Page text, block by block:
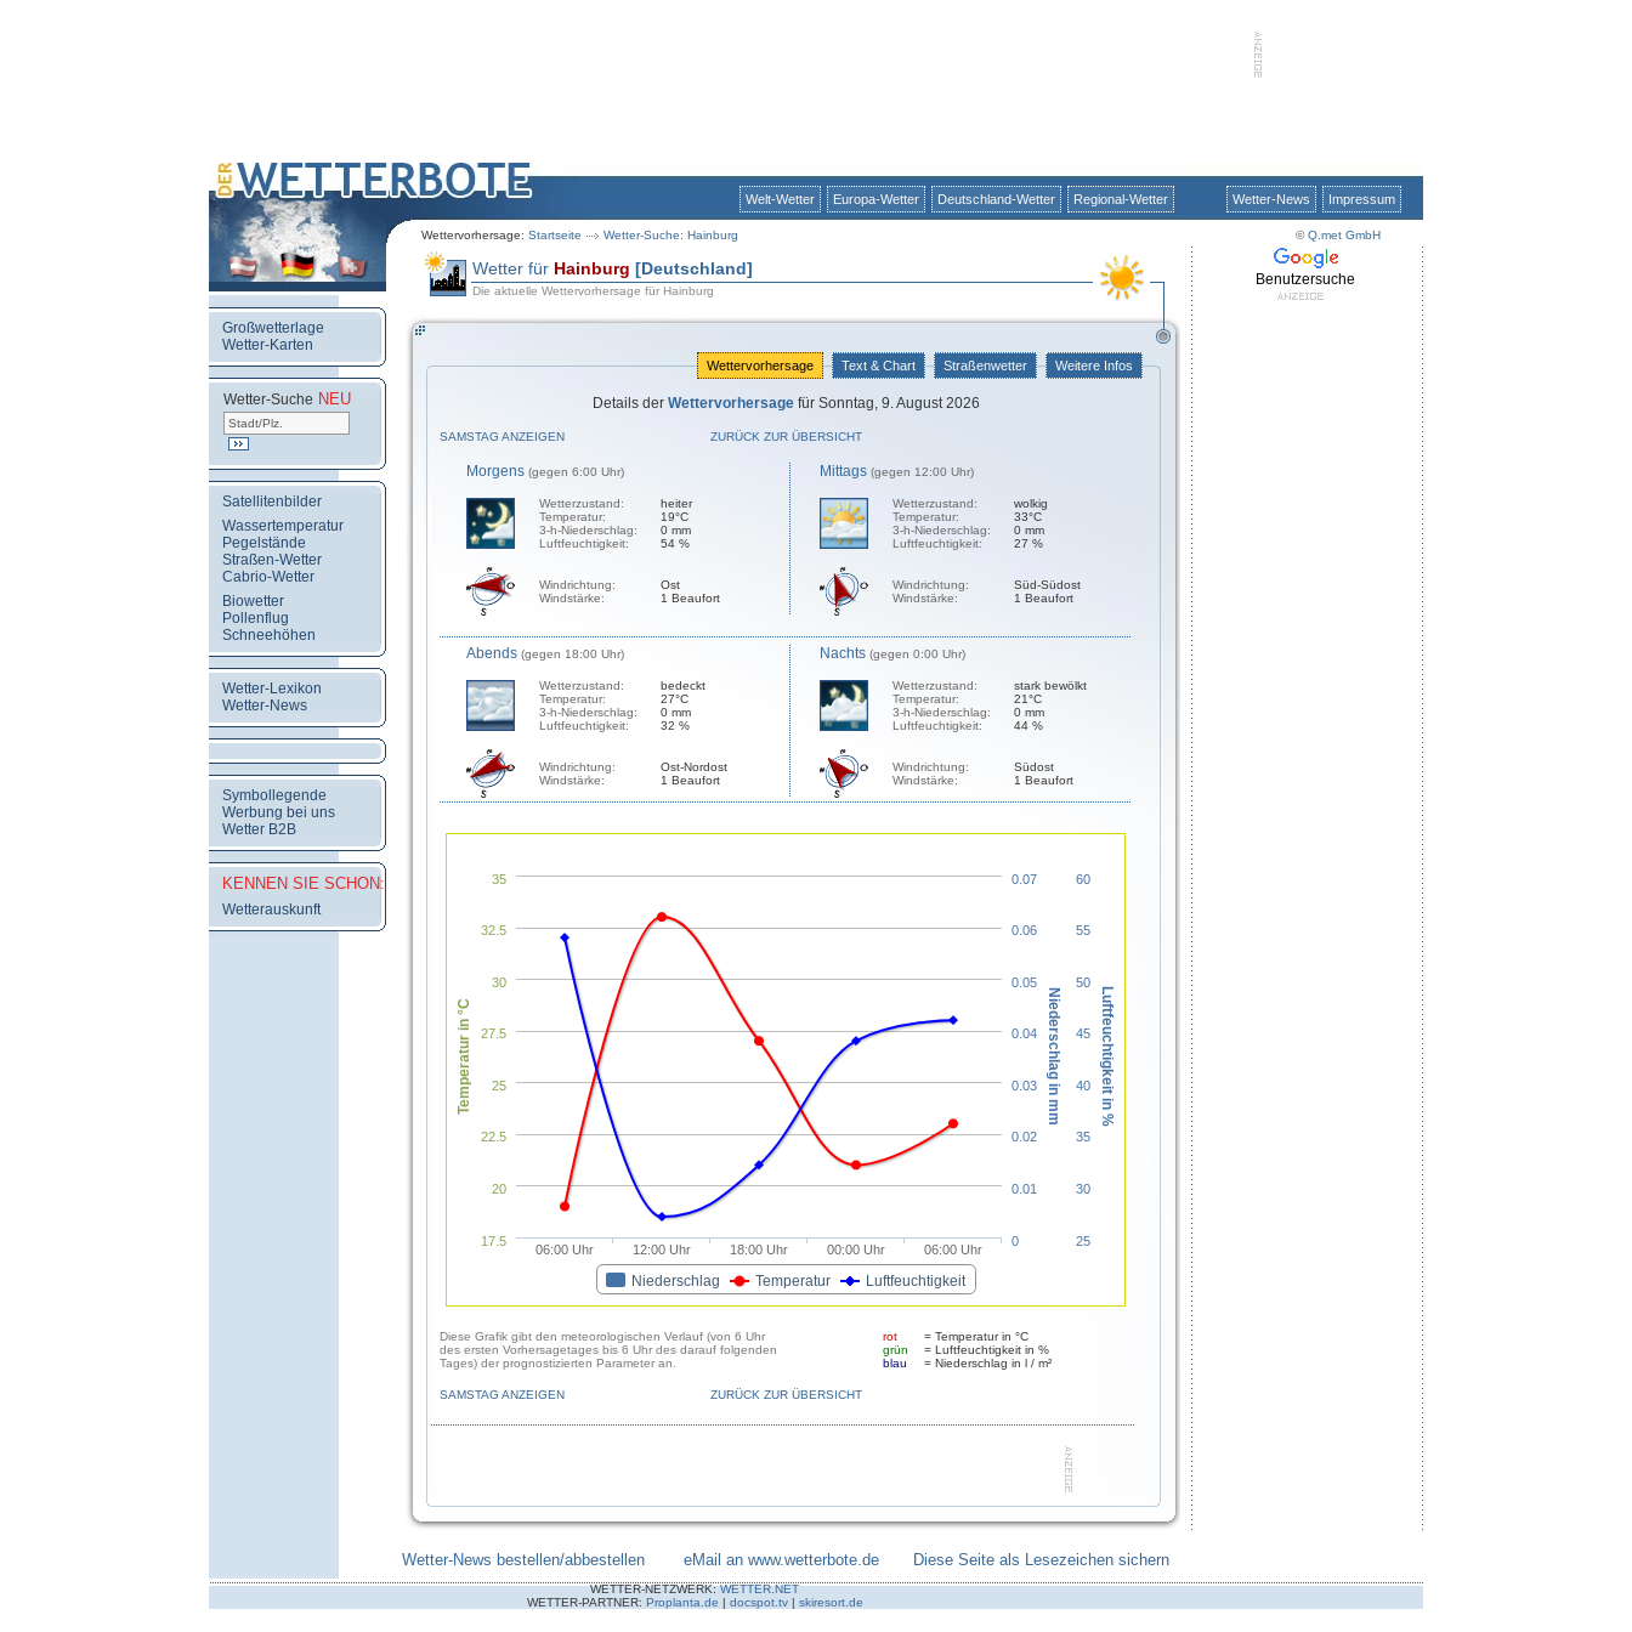
Welt-Wetter Europa-Wetter Deutschland-Wetter Regional-Wetter
Wettervorhersage: Startseite Wetter-Suche: Hainburg
Wetter-News Impressum
©Q.met GmbH
Großwetterlage
Wetter-Karten
Wetter-Suche NEU
Satellitenbilder
Wassertemperatur
Pegelstände
Straßen-Wetter
Cabrio-Wetter
Biowetter
Pollenflug
Schneehöhen
Wetter-Lexikon
Wetter-News
Symbollegende
Werbung bei uns
Wetter B2B
KENNEN SIE SCHON:
Wetterauskunft
Wetter für Hainburg [Deutschland]
Die aktuelle Wettervorhersage für Hainburg
Wettervorhersage Text & Chart Straßenwetter Weitere Infos
Details der Wettervorhersagefür Sonntag, 9. August 2026
SAMSTAG ANZEIGEN ZURÜCK ZUR ÜBERSICHT
Morgens (gegen 6:00 Uhr)
Wetterzustand:
Temperatur:
3-h-Niederschlag:
Luftfeuchtigkeit:
heiter
19°C
0 mm
54 %
Windrichtung:
Windstärke:
Ost
1 Beaufort
Mittags (gegen 12:00 Uhr)
Wetterzustand:
Temperatur:
3-h-Niederschlag:
Luftfeuchtigkeit:
wolkig
33°C
0 mm
27 %
Windrichtung:
Windstärke:
Süd-Südost
1 Beaufort
Abends (gegen 18:00 Uhr)
Wetterzustand:
Temperatur:
3-h-Niederschlag:
Luftfeuchtigkeit:
bedeckt
27°C
0 mm
32 %
Windrichtung:
Windstärke:
Ost-Nordost
1 Beaufort
Nachts (gegen 0:00 Uhr)
Wetterzustand:
Temperatur:
3-h-Niederschlag:
Luftfeuchtigkeit:
stark bewölkt
21°C
0 mm
44 %
Windrichtung:
Windstärke:
Südost
1 Beaufort
Temperatur in °C Niederschlag in mm Luftfeuchtigkeit in %
Niederschlag Temperatur Luftfeuchtigkeit
06:00 Uhr 12:00 Uhr 18:00 Uhr 00:00 Uhr 06:00 Uhr
17.5
20
22.5
25
27.5
30
32.5
35
0
0.01
0.02
0.03
0.04
0.05
0.06
0.07
25
30
35
40
45
50
55
60
Diese Grafik gibt den meteorologischen Verlauf (von 6 Uhr
des ersten Vorhersagetages bis 6 Uhr des darauf folgenden
Tages) der prognostizierten Parameter an.
rot
= Temperatur in °C
grün
= Luftfeuchtigkeit in %
blau
= Niederschlag in l / m²
SAMSTAG ANZEIGEN ZURÜCK ZUR ÜBERSICHT
Benutzersuche
Wetter-News bestellen/abbestellen eMail an www.wetterbote.de Diese Seite als Lesezeichen sichern
WETTER-NETZWERK:WETTER.NET
WETTER-PARTNER: Proplanta.de | docspot.tv| skiresort.de